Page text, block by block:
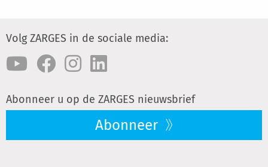
Volg ZARGES in de sociale media:
Abonneer u op de ZARGES nieuwsbrief
Abonneer